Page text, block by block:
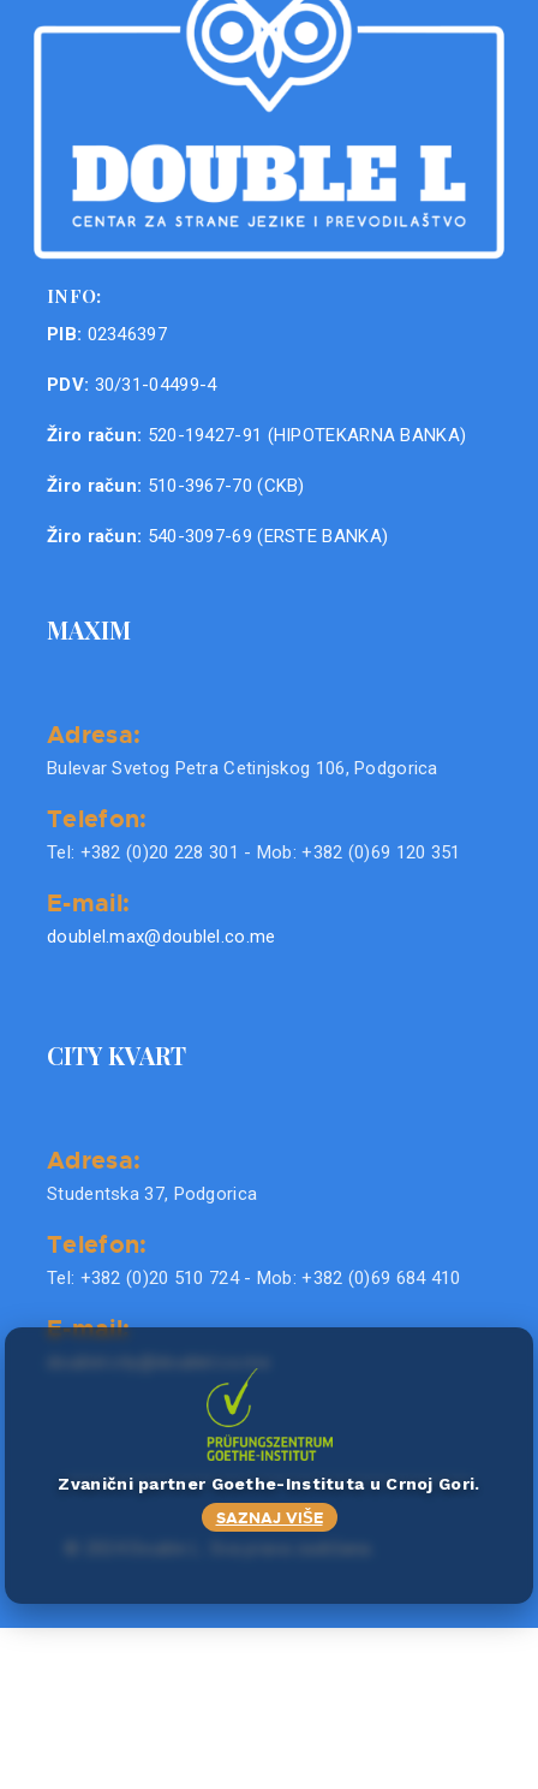
INFO:
PIB: 02346397
PDV: 30/31-04499-4
Žiro račun: 520-19427-91 (HIPOTEKARNA BANKA)
Žiro račun: 510-3967-70 (CKB)
Žiro račun: 540-3097-69 (ERSTE BANKA)
MAXIM
Adresa:
Bulevar Svetog Petra Cetinjskog 106, Podgorica
Telefon:
Tel: +382 (0)20 228 301 - Mob: +382 (0)69 120 351
E-mail:
doublel.max@doublel.co.me
CITY KVART
Adresa:
Studentska 37, Podgorica
Telefon:
Tel: +382 (0)20 510 724 - Mob: +382 (0)69 684 410
E-mail:
Zvanični partner Goethe-Instituta u Crnoj Gori.
SAZNAJ VIŠE